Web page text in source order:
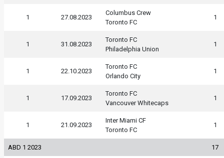
1 27.08.2023
Columbus Crew
Toronto FC
1
1 31.08.2023
Toronto FC
Philadelphia Union
1
1 22.10.2023
Toronto FC
Orlando City
1
1 17.09.2023
Toronto FC
Vancouver Whitecaps
1
1 21.09.2023
Inter Miami CF
Toronto FC
1
ABD 1 2023 17